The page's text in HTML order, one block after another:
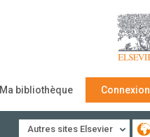
Ma bibliothèque Connexion
Autres sites Elsevier